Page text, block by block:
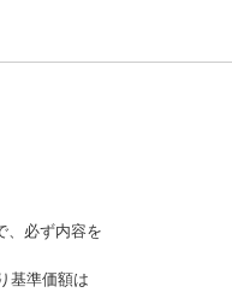
、必ず内容を
基準価額は